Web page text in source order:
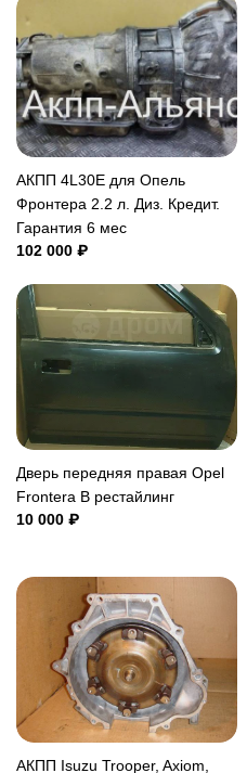
АКПП 4L30E для Опель
Фронтера 2.2 л. Диз. Кредит.
Гарантия 6 мес
102 000 ₽
Дверь передняя правая Opel
Frontera B рестайлинг
10 000 ₽
АКПП Isuzu Trooper, Axiom,